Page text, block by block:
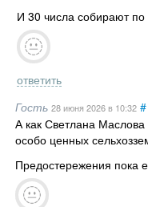
И 30 числа собирают
ответить
Гость 28 июня 2026в 10:32 #
А как Светлана Маслова
особо ценных
Предостережения пока